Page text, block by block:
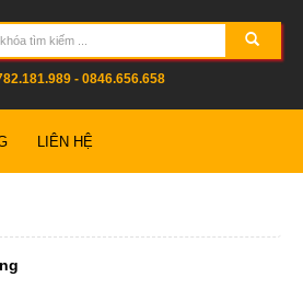
- 0846.656.658
LIÊN HỆ